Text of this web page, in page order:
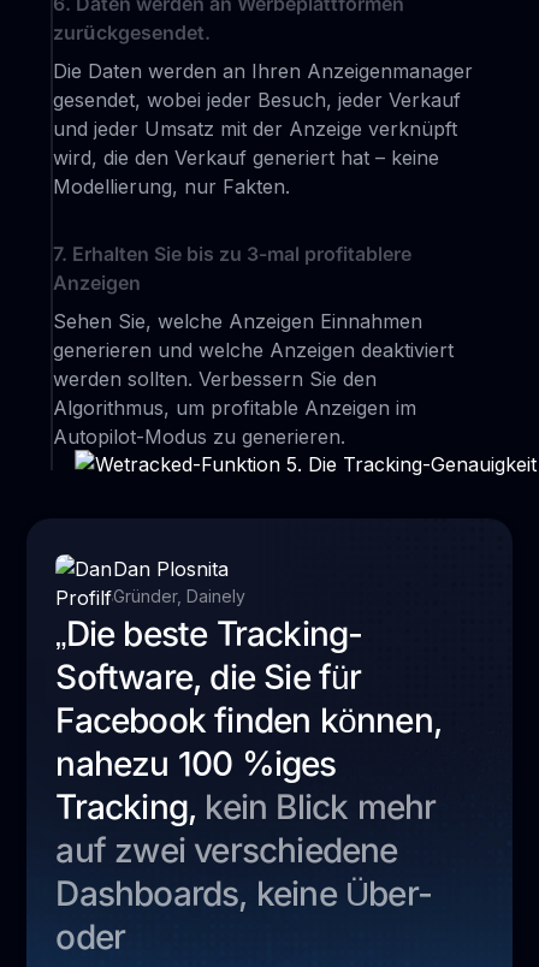
zurückgesendet.
Die Daten werden an Ihren Anzeigenmanager
gesendet, wobei jeder Besuch, jeder Verkauf
und jeder Umsatz mit der Anzeige verknüpft
wird, die den Verkauf generiert hat – keine
Modellierung, nur Fakten.
7. Erhalten Sie bis zu 3-mal profitablere
Anzeigen
Sehen Sie, welche Anzeigen Einnahmen
generieren und welche Anzeigen deaktiviert
werden sollten. Verbessern Sie den
Algorithmus, um profitable Anzeigen im
Autopilot-Modus zu generieren.
Dan Plosnita
Gründer, Dainely
„Die beste Tracking-
Software, die Sie für
Facebook finden können,
nahezu 100 %iges
Tracking, kein Blick mehr
auf zwei verschiedene
Dashboards, keine Über-
oder